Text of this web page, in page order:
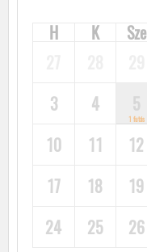
H K Sze
3 4
1 futás
10
11 12
17 18 19
24 25 26